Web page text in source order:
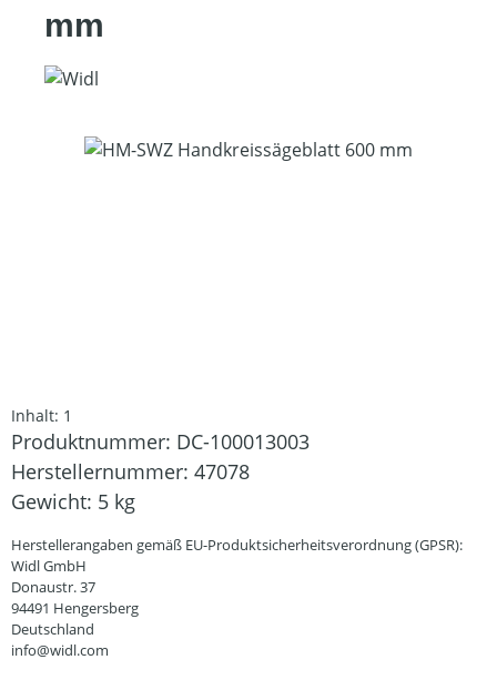
mm
Bildergalerie überspringen
Inhalt: 1
Produktnummer: DC-100013003
Herstellernummer: 47078
Gewicht: 5 kg
Herstellerangaben gemäß EU-Produktsicherheitsverordnung (GPSR):
Widl GmbH
Donaustr. 37
94491 Hengersberg
Deutschland
info@widl.com